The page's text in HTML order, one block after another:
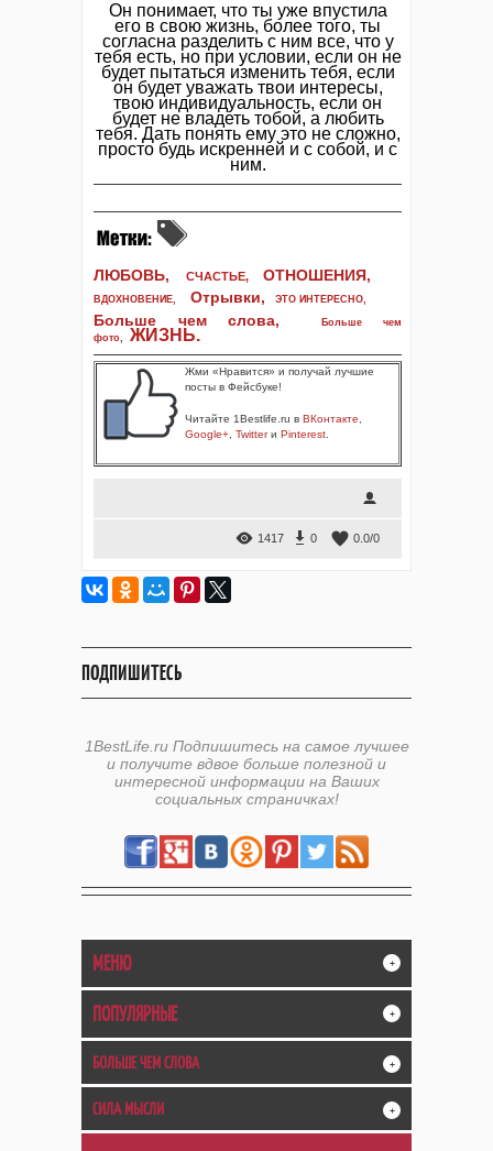
Он понимает, что ты уже впустила
его в свою жизнь, более того, ты
согласна разделить с ним все, что у
тебя есть, но при условии, если он не
будет пытаться изменить тебя, если
он будет уважать твои интересы,
твою индивидуальность, если он
будет не владеть тобой, а любить
тебя. Дать понять ему это не сложно,
просто будь искренней и с собой, и с
ним.
ЛЮБОВЬ, СЧАСТЬЕ, ОТНОШЕНИЯ,
ВДОХНОВЕНИЕ, Отрывки, ЭТО ИНТЕРЕСНО,
Больше чем слова,
Больше чем
фото, ЖИЗНЬ.
Жми «Нравится» и получай лучшие
посты в Фейсбуке!
Читайте 1Bestlife.ru в ВКонтакте
Google+ Twitterи Pinterest
1417 0 0.0/0
ПОДПИШИТЕСЬ
1BestLife.ru Подпишитесь на самое лучшее
и получите вдвое больше полезной и
интересной информации на Ваших
социальных страничках!
МЕНЮ +
ПОПУЛЯРНЫЕ +
БОЛЬШЕ ЧЕМ СЛОВА +
СИЛА МЫСЛИ +